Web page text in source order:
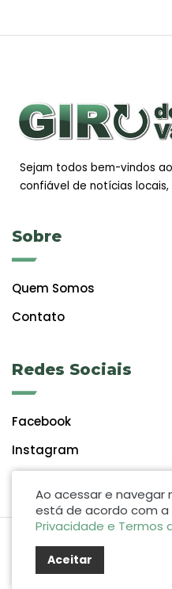
Sejam todos bem-vindos
confiável de notícias
Sobre
Quem Somos
Contato
Redes Sociais
Facebook
Instagram
© 2024 Giro do Vale.
Ao acessar e
está de acordo com a
Privacidade e Termos
Aceitar